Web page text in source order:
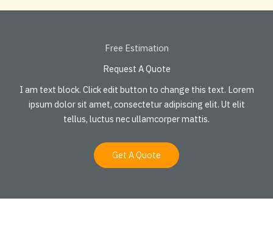
Free Estimation
Request A Quote
I am text block. Click edit button to change this text. Lorem
ipsum dolor sit amet, consectetur adipiscing elit. Ut elit
tellus, luctus nec ullamcorper mattis.
Get A Quote